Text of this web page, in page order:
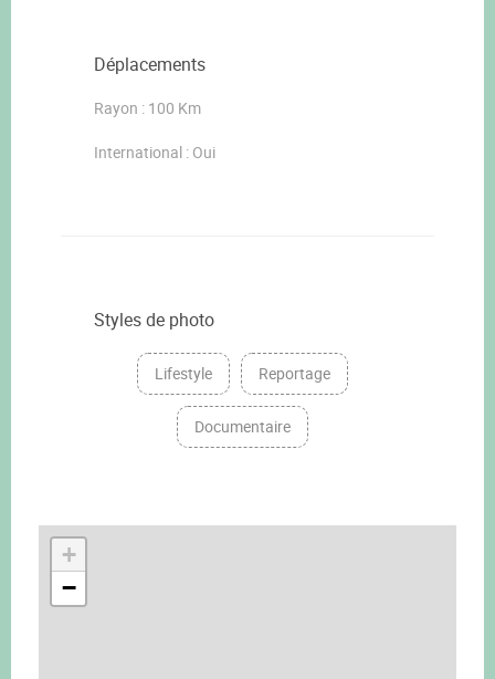
Déplacements
Rayon : 100 Km
International : Oui
Styles de photo
Lifestyle Reportage
Documentaire
+
−